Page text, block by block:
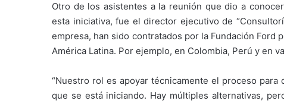
Otro de los asistentes a la reunión que dio a
esta iniciativa, fue el director ejecutivo de
empresa, han sido contratados por la Fundación
América Latina. Por ejemplo, en Colombia, Perú y en
“Nuestro rol es apoyar técnicamente el proceso
que se está iniciando. Hay múltiples alternativas,